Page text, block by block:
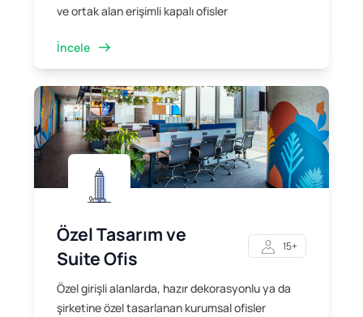
ve ortak alan erişimli kapalı ofisler
İncele
Özel Tasarım ve
Suite Ofis
15+
Özel girişli alanlarda, hazır dekorasyonlu ya da
şirketine özel tasarlanan kurumsal ofisler